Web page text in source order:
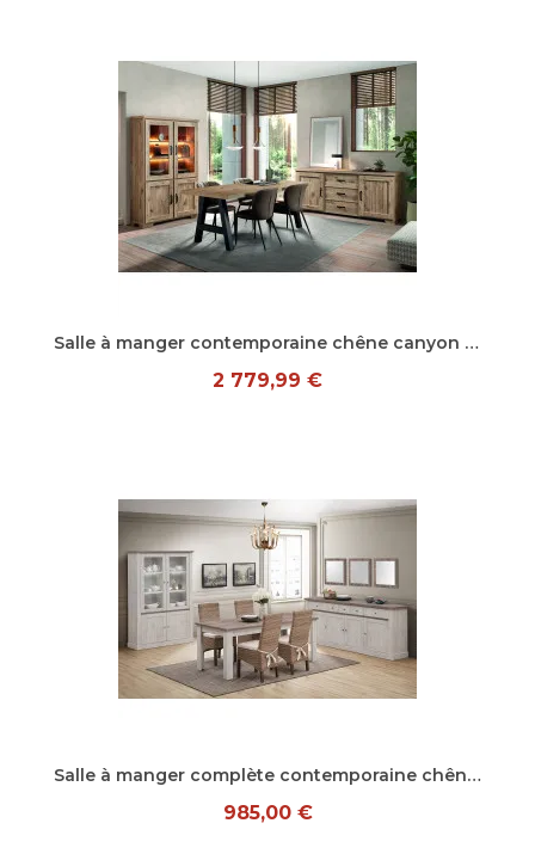
Aperçu rapide Salle à manger contemporaine chêne canyon Sirocco
2 779,99 €
Aperçu rapide Salle à manger complète contemporaine chêne blanc/marron Maxime
985,00 €